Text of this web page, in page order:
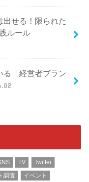
出せる！限られた
ルール
る「経営者ブラン
TV
Twitter
調査
イベント